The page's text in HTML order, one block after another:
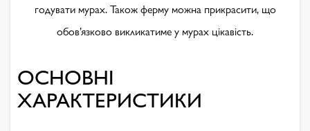
годувати мурах. Також ферму можна прикрасити, що
обов’язково викликатиме у мурах цікавість.
ОСНОВНІ
ХАРАКТЕРИСТИКИ